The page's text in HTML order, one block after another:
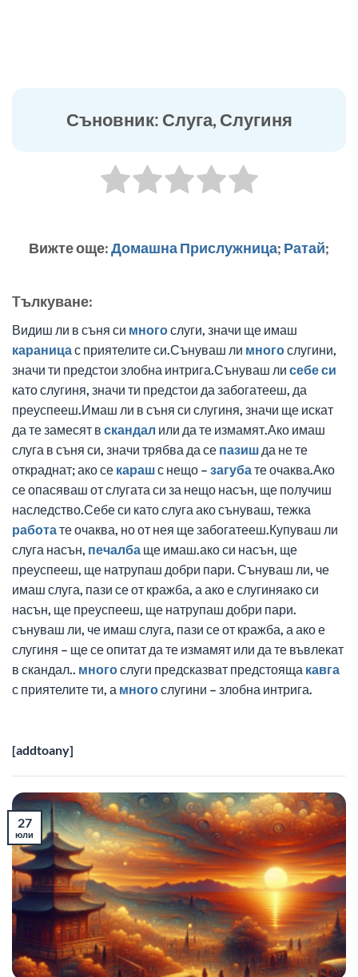
Съновник: Слуга, Слугиня
Вижте още:Домашна Прислужница; Ратай;
Tълкуване:
Видиш ли в съня си многослуги, значи ще имаш
караницас приятелите си.Сънуваш ли многослугини,
значи ти предстои злобна интрига.Сънуваш ли себе си
като слугиня, значи ти предстои да забогатееш, да
преуспееш.Имаш ли в съня си слугиня, значи ще искат
да те замесят в скандал или да те измамят.Ако имаш
слуга в съня си, значи трябва да се пазиш да не те
откраднат; ако се карашс нещо – загубате очаква.Ако
се опасяваш от слугата си за нещо насън, ще получиш
наследство.Себе си като слуга ако сънуваш, тежка
работате очаква, но от нея ще забогатееш.Купуваш ли
слуга насън, печалба ще имаш.ако си насън, ще
преуспееш, ще натрупаш добри пари. Сънуваш ли, че
имаш слуга, пази се от кражба, а ако е слугиняако си
насън, ще преуспееш, ще натрупаш добри пари.
сънуваш ли, че имаш слуга, пази се от кражба, а ако е
слугиня – ще се опитат да те измамят или да те въвлекат
в скандал.. многослуги предсказват предстояща кавга
с приятелите ти, а многослугини – злобна интрига.
[addtoany]
27
юли